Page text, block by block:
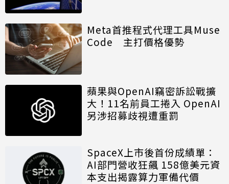
Meta首推程式代理工具Muse
Code 主打價格優勢
蘋果與OpenAI竊密訴訟戰擴
大！11名前員工捲入 OpenAI
另涉招募歧視遭重罰
SpaceX上市後首份成績單：
AI部門營收狂飆 158億美元資
本支出揭露算力軍備代價